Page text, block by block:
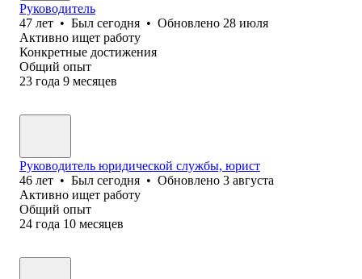
Руководитель
47 лет • Был сегодня • Обновлено 28 июля
Активно ищет работу
Конкретные достижения
Общий опыт
23 года 9 месяцев
Руководитель юридической службы, юрист
46 лет • Был сегодня • Обновлено 3 августа
Активно ищет работу
Общий опыт
24 года 10 месяцев